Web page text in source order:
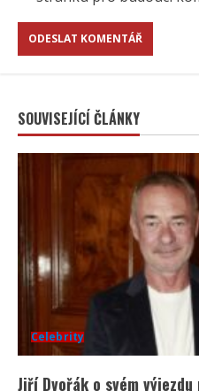
SOUVISEJÍCÍ ČLÁNKY
Celebrity
Jiří Dvořák o svém